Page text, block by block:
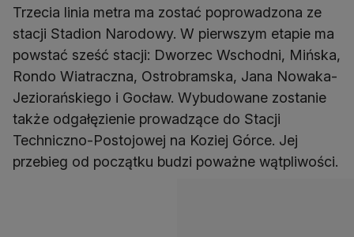
Trzecia linia metra ma zostać poprowadzona ze
stacji Stadion Narodowy. W pierwszym etapie ma
powstać sześć stacji: Dworzec Wschodni, Mińska,
Rondo Wiatraczna, Ostrobramska, Jana Nowaka-
Jeziorańskiego i Gocław. Wybudowane zostanie
także odgałęzienie prowadzące do Stacji
Techniczno-Postojowej na Koziej Górce. Jej
przebieg od początku budzi poważne wątpliwości.